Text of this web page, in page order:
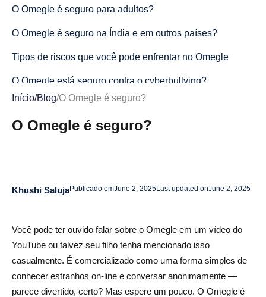
O Omegle é seguro para adultos?
O Omegle é seguro na Índia e em outros países?
Tipos de riscos que você pode enfrentar no Omegle
O Omegle está seguro contra o cyberbullying?
O Omegle está seguro contra vírus?
O Omegle é seguro para usar em um telefone?
4. Use dados móveis, não Wi-Fi público
5. Saia do bate-papo imediatamente se algo parecer
errado
Início/Blog/O Omegle é seguro?
O Omegle é seguro?
Khushi SalujaPublicado emJune 2, 2025Last updated onJune 2, 2025
Você pode ter ouvido falar sobre o Omegle em um vídeo do
YouTube ou talvez seu filho tenha mencionado isso
casualmente. É comercializado como uma forma simples de
conhecer estranhos on-line e conversar anonimamente —
parece divertido, certo? Mas espere um pouco. O Omegle é